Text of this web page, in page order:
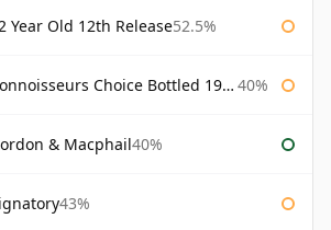
Year Old 12th Release52.5%
Choice Bottled 1995 Gordon & Macphail 40%
& Macphail40%
43%